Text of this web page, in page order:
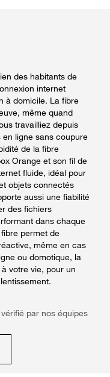
des habitants de
internet
à domicile. La fibre
même quand
travailliez depuis
ligne sans coupure
de la fibre
Orange et son fil de
fluide, idéal pour
objets connectés
aussi une fiabilité
des fichiers
dans chaque
permet de
même en cas
ou domotique, la
votre vie, pour un
par nos équipes